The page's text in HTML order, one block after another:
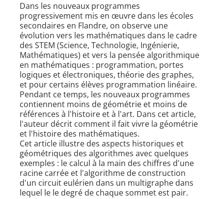
Dans les nouveaux programmes
progressivement mis en œuvre dans les écoles
secondaires en Flandre, on observe une
évolution vers les mathématiques dans le cadre
des STEM (Science, Technologie, Ingénierie,
Mathématiques) et vers la pensée algorithmique
en mathématiques : programmation, portes
logiques et électroniques, théorie des graphes,
et pour certains élèves programmation linéaire.
Pendant ce temps, les nouveaux programmes
contiennent moins de géométrie et moins de
références à l'histoire et à l'art. Dans cet article,
l'auteur décrit comment il fait vivre la géométrie
et l'histoire des mathématiques.
Cet article illustre des aspects historiques et
géométriques des algorithmes avec quelques
exemples : le calcul à la main des chiffres d'une
racine carrée et l'algorithme de construction
d'un circuit eulérien dans un multigraphe dans
lequel le le degré de chaque sommet est pair.